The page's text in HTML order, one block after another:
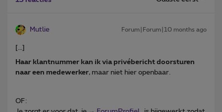
Mutlie Forum|Forum|10 months ago
[...]
Haar klantnummer kan ik via privébericht doorsturen
naar een medewerker, maar niet hier openbaar.
OF: